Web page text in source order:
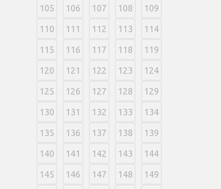
105 106 107 108 109
110 111 112 113 114
115 116 117 118 119
120 121 122 123 124
125 126 127 128 129
130 131 132 133 134
135 136 137 138 139
140 141 142 143 144
145 146 147 148 149